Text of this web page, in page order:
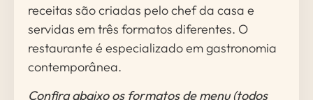
receitas são criadas pelo chef da casa e
servidas em três formatos diferentes. O
restaurante é especializado em gastronomia
contemporânea.
Confira abaixo os formatos de menu (todos